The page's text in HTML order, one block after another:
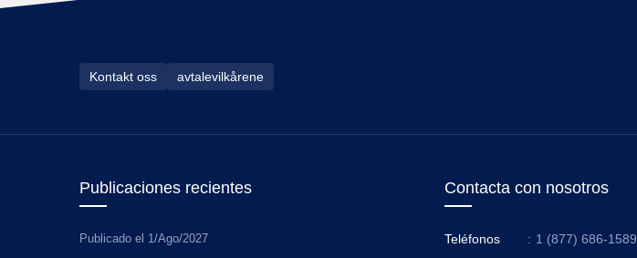
Kontakt oss avtalevilkårene
Publicaciones recientes
Publicado el 1/Ago/2027
Contacta con nosotros
Teléfonos : 1 (877) 686-1589